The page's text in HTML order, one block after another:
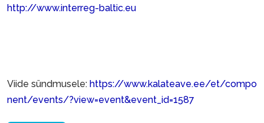
http://www.interreg-baltic.eu
Viide sündmusele: https://www.kalateave.ee/et/compo
nent/events/?view=event&event_id=1587